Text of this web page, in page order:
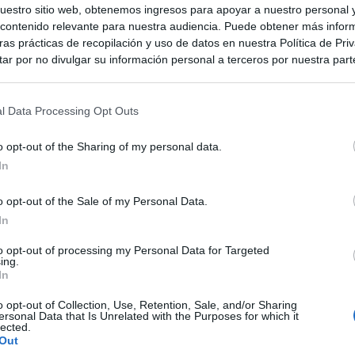
sitio web, obtenemos ingresos para apoyar a nuestro personal
relevante para nuestra audiencia. Puede obtener más
prácticas de recopilación y uso de datos en nuestra Política de
por no divulgar su información personal a terceros por nuestra
en la información personal utilizada por nosotros o en
por no participar en la divulgación adicional de su información
en la Lista de participantes intermedios de la IAB.
Data Processing Opt Outs
opt-out of the Sharing of my personal data.
opt-out of the Sale of my Personal Data.
opt-out of processing my Personal Data for Targeted
opt-out of Collection, Use, Retention, Sale, and/or Sharing
Data that Is Unrelated with the Purposes for which it